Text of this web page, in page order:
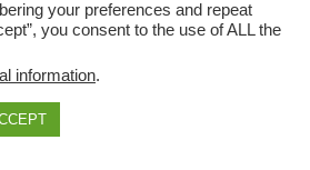
your preferences and repeat
you consent to the use of ALL the
information.